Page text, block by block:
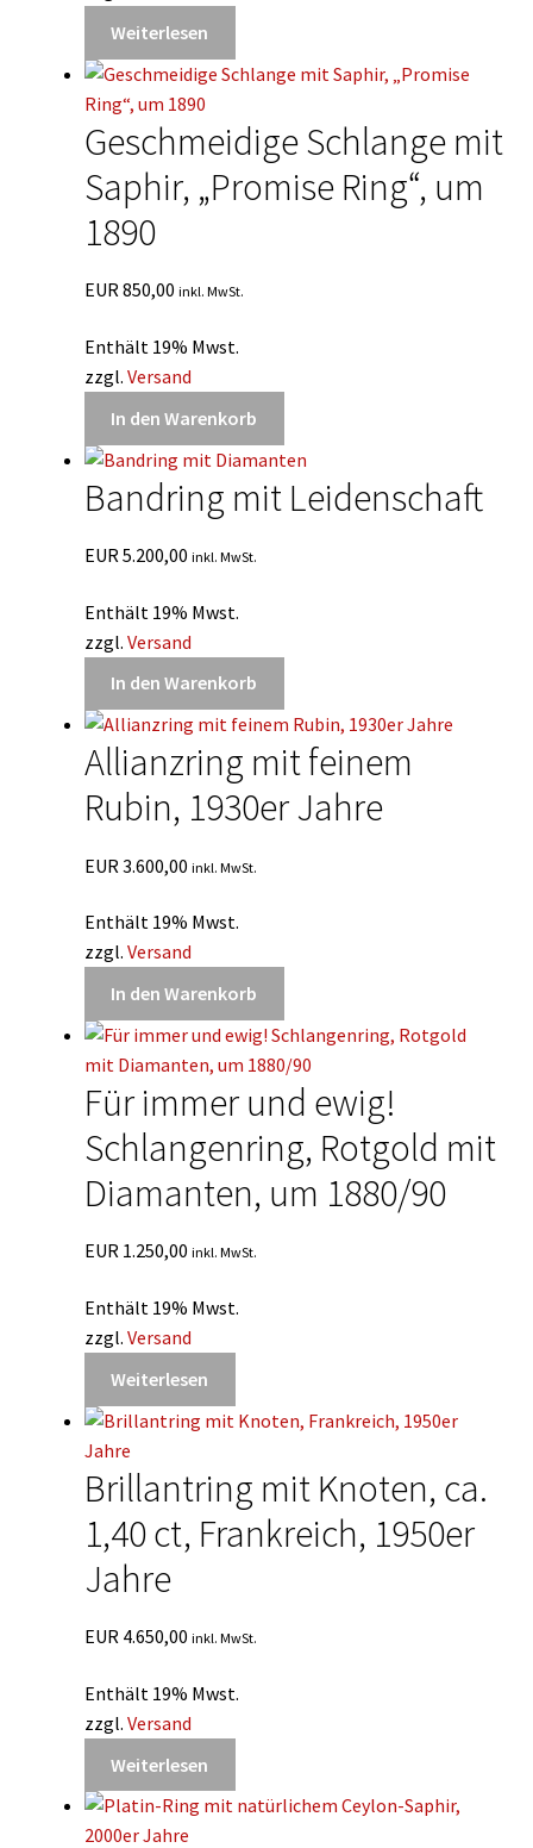
Weiterlesen
Geschmeidige Schlange mit
Saphir, „Promise Ring“, um
1890
EUR850,00 inkl. MwSt.
Enthält 19% Mwst.
zzgl. Versand
In den Warenkorb
Bandring mit Leidenschaft
EUR 5.200,00 inkl. MwSt.
Enthält 19% Mwst.
zzgl. Versand
In den Warenkorb
Allianzring mit feinem
Rubin, 1930er Jahre
EUR 3.600,00 inkl. MwSt.
Enthält 19% Mwst.
zzgl. Versand
In den Warenkorb
Für immer und ewig!
Schlangenring, Rotgold mit
Diamanten, um 1880/90
EUR1.250,00 inkl. MwSt.
Enthält 19% Mwst.
zzgl. Versand
Weiterlesen
Brillantring mit Knoten, ca.
1,40 ct, Frankreich, 1950er
Jahre
EUR4.650,00 inkl. MwSt.
Enthält 19% Mwst.
zzgl. Versand
Weiterlesen